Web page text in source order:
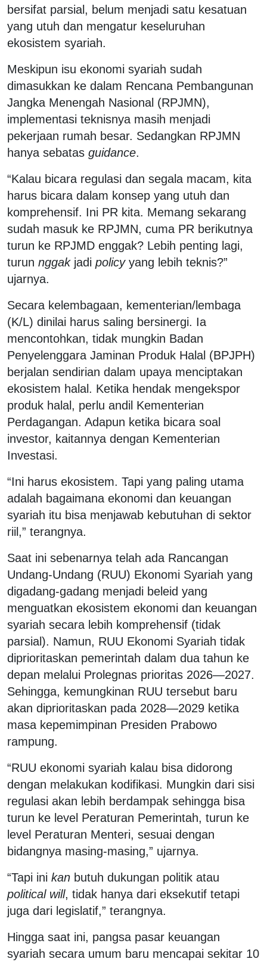
bersifat parsial, belum menjadi satu kesatuan
yang utuh dan mengatur keseluruhan
ekosistem syariah.
Meskipun isu ekonomi syariah sudah
dimasukkan ke dalam Rencana Pembangunan
Jangka Menengah Nasional (RPJMN),
implementasi teknisnya masih menjadi
pekerjaan rumah besar. Sedangkan RPJMN
hanya sebatas guidance.
“Kalau bicara regulasi dan segala macam, kita
harus bicara dalam konsep yang utuh dan
komprehensif. Ini PR kita. Memang sekarang
sudah masuk ke RPJMN, cuma PR berikutnya
turun ke RPJMD enggak? Lebih penting lagi,
turun nggakjadi policyyang lebih teknis?”
ujarnya.
Secara kelembagaan, kementerian/lembaga
(K/L) dinilai harus saling bersinergi. Ia
mencontohkan, tidak mungkin Badan
Penyelenggara Jaminan Produk Halal (BPJPH)
berjalan sendirian dalam upaya menciptakan
ekosistem halal. Ketika hendak mengekspor
produk halal, perlu andil Kementerian
Perdagangan. Adapun ketika bicara soal
investor, kaitannya dengan Kementerian
Investasi.
“Ini harus ekosistem. Tapi yang paling utama
adalah bagaimana ekonomi dan keuangan
syariah itu bisa menjawab kebutuhan di sektor
riil,” terangnya.
Saat ini sebenarnya telah ada Rancangan
Undang-Undang (RUU) Ekonomi Syariah yang
digadang-gadang menjadi beleid yang
menguatkan ekosistem ekonomi dan keuangan
syariah secara lebih komprehensif (tidak
parsial). Namun, RUU Ekonomi Syariah tidak
diprioritaskan pemerintah dalam dua tahun ke
depan melalui Prolegnas prioritas 2026—2027.
Sehingga, kemungkinan RUU tersebut baru
akan diprioritaskan pada 2028—2029 ketika
masa kepemimpinan Presiden Prabowo
rampung.
“RUU ekonomi syariah kalau bisa didorong
dengan melakukan kodifikasi. Mungkin dari sisi
regulasi akan lebih berdampak sehingga bisa
turun ke level Peraturan Pemerintah, turun ke
level Peraturan Menteri, sesuai dengan
bidangnya masing-masing,” ujarnya.
“Tapi ini kan butuh dukungan politik atau
political will, tidak hanya dari eksekutif tetapi
juga dari legislatif,” terangnya.
Hingga saat ini, pangsa pasar keuangan
syariah secara umum baru mencapai sekitar 10